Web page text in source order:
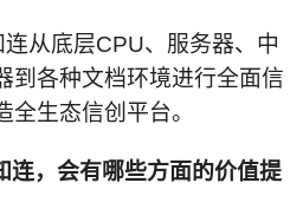
连从底层CPU、服务器、中
到各种文档环境进行全面信
生态信创平台。
连，会有哪些方面的价值提